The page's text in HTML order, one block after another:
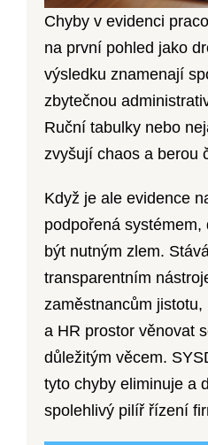
Chyby v evidenci
na první pohled jako
výsledku znamenají
zbytečnou
Ruční tabulky nebo
zvyšují chaos a berou
Když je ale evidence
podpořená
být nutným zlem.
transparentním
zaměstnancům
a HR prostor věnovat
důležitým věcem.
tyto chyby eliminuje a
spolehlivý pilíř řízení